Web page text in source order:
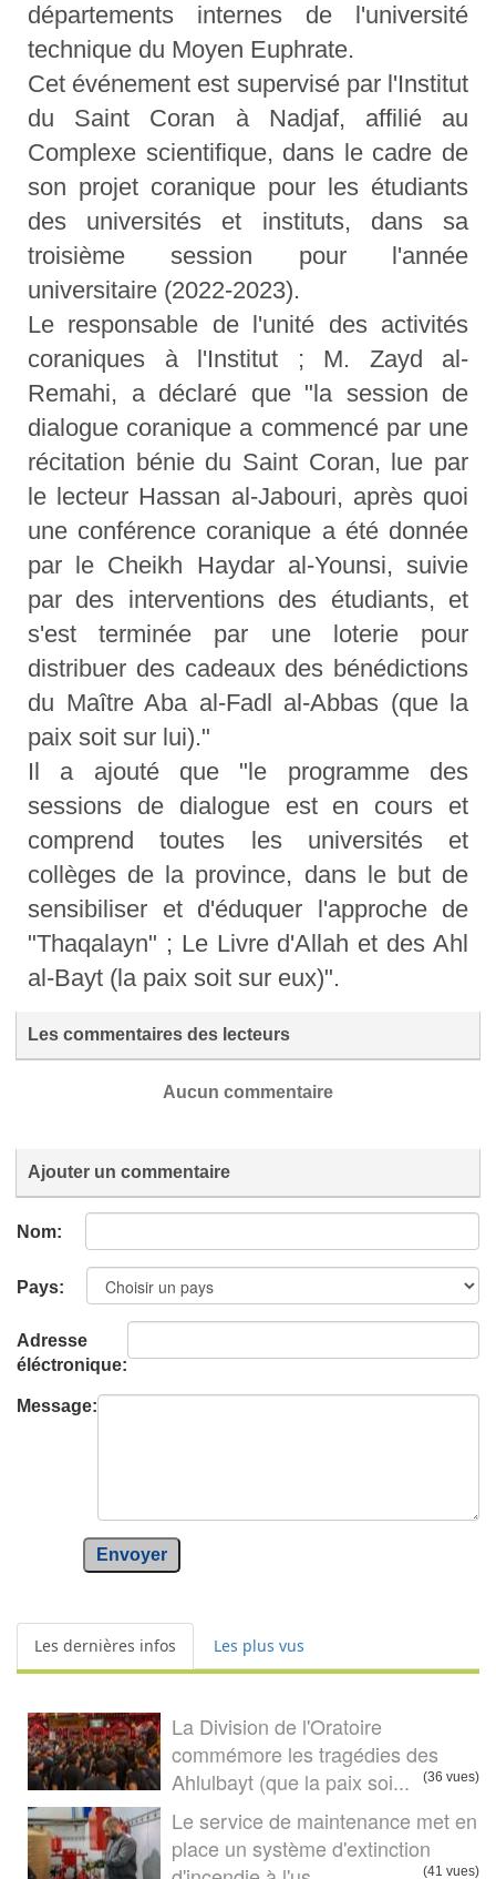
départements internes de l'université
technique du Moyen Euphrate.
Cet événement est supervisé par l'Institut
du Saint Coran à Nadjaf, affilié au
Complexe scientifique, dans le cadre de
son projet coranique pour les étudiants
des universités et instituts, dans sa
troisième session pour l'année
universitaire (2022-2023).
Le responsable de l'unité des activités
coraniques à l'Institut ; M. Zayd al-
Remahi, a déclaré que "la session de
dialogue coranique a commencé par une
récitation bénie du Saint Coran, lue par
le lecteur Hassan al-Jabouri, après quoi
une conférence coranique a été donnée
par le Cheikh Haydar al-Younsi, suivie
par des interventions des étudiants, et
s'est terminée par une loterie pour
distribuer des cadeaux des bénédictions
du Maître Aba al-Fadl al-Abbas (que la
paix soit sur lui)."
Il a ajouté que "le programme des
sessions de dialogue est en cours et
comprend toutes les universités et
collèges de la province, dans le but de
sensibiliser et d'éduquer l'approche de
"Thaqalayn" ; Le Livre d'Allah et des Ahl
al-Bayt (la paix soit sur eux)".
Les commentaires des lecteurs
Aucun commentaire
Ajouter un commentaire
Nom:
Pays:
Adresse
éléctronique:
Message:
Envoyer
Les dernières infos Les plus vus
La Division de l'Oratoire
commémore les tragédies des
Ahlulbayt (que la paix soi...
(36 vues)
Le service de maintenance met en
place un système d'extinction
(41 vues)